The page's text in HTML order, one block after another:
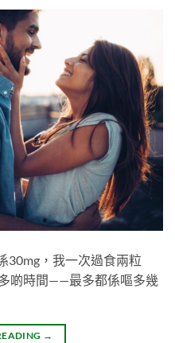
30mg，我一次過食兩粒
啲時間——最多都係嘔多幾
→